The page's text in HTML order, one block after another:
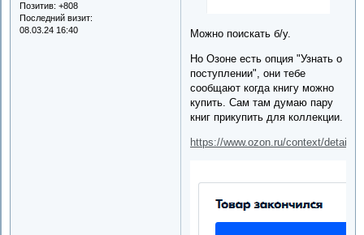
Позитив: +808
Последний визит:
08.03.24 16:40
Можно поискать б/у.
Но Озоне есть опция "Узнать о
поступлении", они тебе
сообщают когда книгу можно
купить. Сам там думаю пару
книг прикупить для коллекции.
https://www.ozon.ru/context/detail/